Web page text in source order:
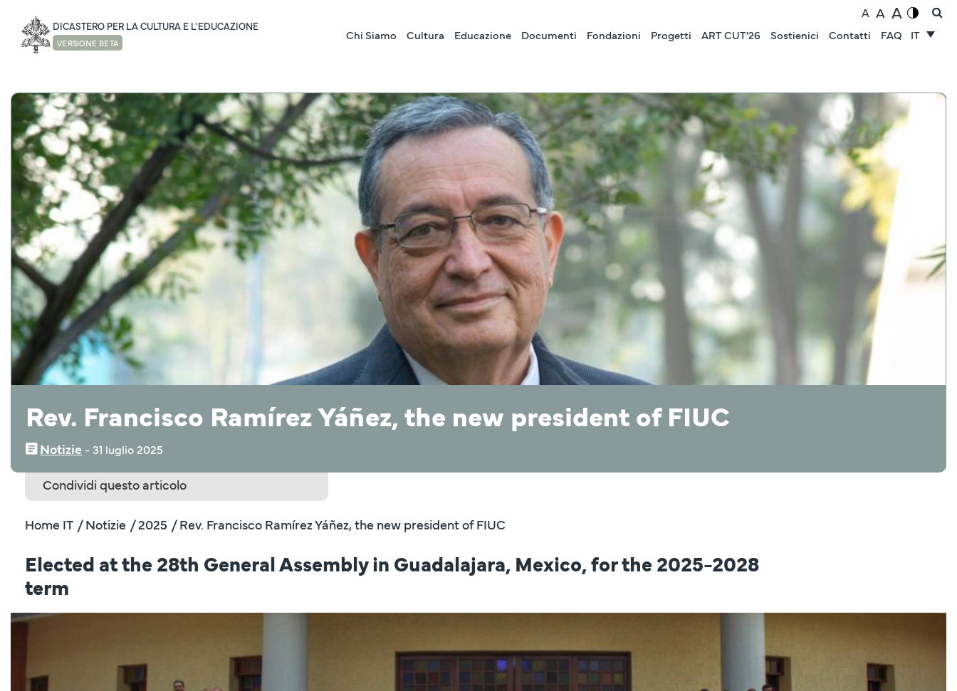
DICASTERO PER LA CULTURA E L'EDUCAZIONE
VERSIONE BETA
A A A
Chi Siamo Cultura Educazione Documenti Fondazioni Progetti ART CUT'26 Sostienici Contatti FAQ IT
NOTIZIE
Rev. Francisco Ramírez Yáñez, the new president of FIUC
Notizie ‒ 31 luglio 2025
Condividi questo articolo
Home IT / Notizie / 2025 / Rev. Francisco Ramírez Yáñez, the new president of FIUC
Elected at the 28th General Assembly in Guadalajara, Mexico, for the 2025-2028
term